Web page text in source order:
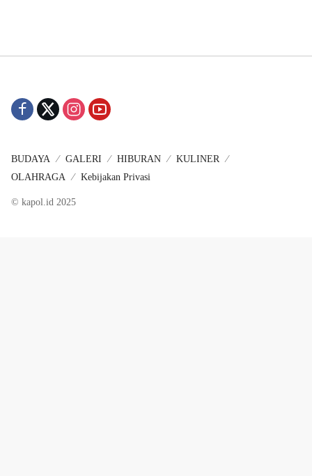
BUDAYA GALERI HIBURAN
KULINER
OLAHRAGA
Kebijakan Privasi
© kapol.id 2025